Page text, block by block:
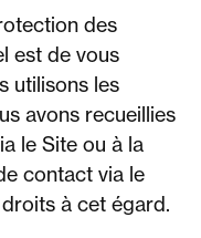
des
est de vous
utilisons les
avons recueillies
le Site ou à la
contact via le
à cet égard.